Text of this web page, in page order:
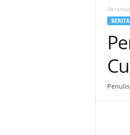
Beranda
BERITA
Penulis